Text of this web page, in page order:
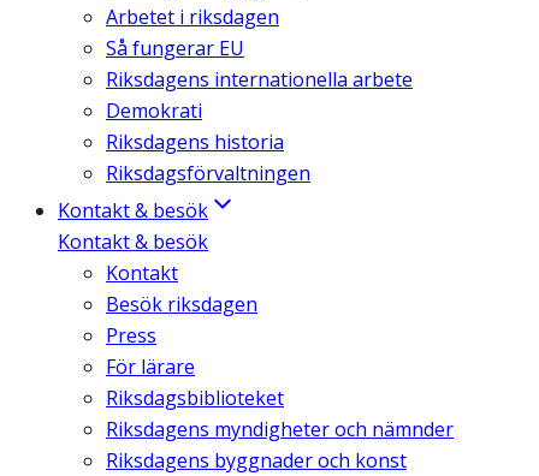
Arbetet i riksdagen
Så fungerar EU
Riksdagens internationella arbete
Demokrati
Riksdagens historia
Riksdagsförvaltningen
Kontakt & besök
Kontakt & besök
Kontakt
Besök riksdagen
Press
För lärare
Riksdagsbiblioteket
Riksdagens myndigheter och nämnder
Riksdagens byggnader och konst